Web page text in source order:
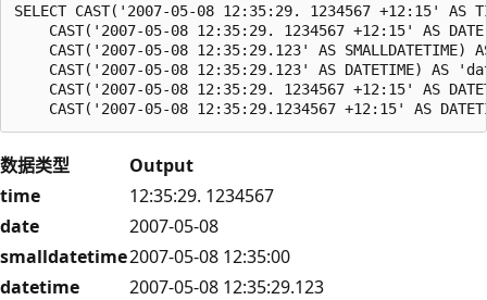
SELECT CAST('2007-05-08 12:35:29. 1234567 +12:15'
CAST('2007-05-08 12:35:29. 1234567 +12:15' AS
CAST('2007-05-08 12:35:29.123' AS SMALLDATETIME)
CAST('2007-05-08 12:35:29.123' AS DATETIME) AS
CAST('2007-05-08 12:35:29. 1234567 +12:15' AS
数据类型
Output
time
12:35:29. 1234567
date
2007-05-08
smalldatetime2007-05-08 12:35:00
datetime
2007-05-08 12:35:29.123